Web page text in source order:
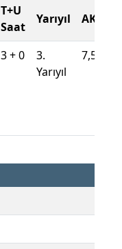
T+U
Saat
Yarıyıl AKTS
3 + 0
3.
Yarıyıl
7,5